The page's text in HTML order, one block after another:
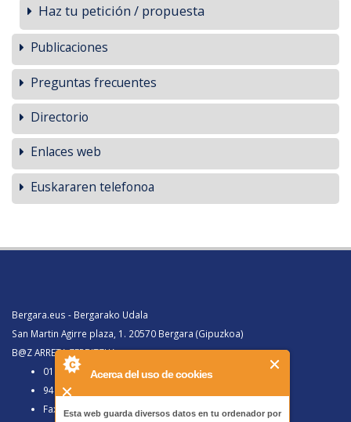
Acerca del uso de cookies
Esta web guarda diversos datos en tu ordenador por
Haz tu petición / propuesta
Publicaciones
Preguntas frecuentes
Directorio
Enlaces web
Euskararen telefonoa
Bergara.eus - Bergarako Udala
San Martin Agirre plaza, 1. 20570 Bergara (Gipuzkoa)
B@Z ARRETA ZERBITZUA:
010, Bergaratik deituz gero
943 77 91 00, Bergaraz kanpotik deituz gero
Faxa 943 77 91 63